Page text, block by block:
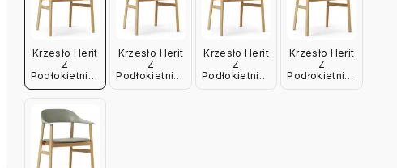
Krzesło Herit
Z
Podłokietnikami
Jasny Dąb
Białe
Normann
Copenhagen
Krzesło Herit
Z
Podłokietnikami
Krzesło Herit
Z
Podłokietnikami
Krzesło Herit
Z
Podłokietnikami